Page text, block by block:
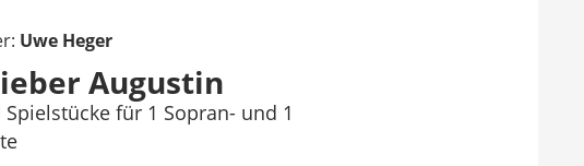
Uwe Heger
Augustin
für 1 Sopran- und 1